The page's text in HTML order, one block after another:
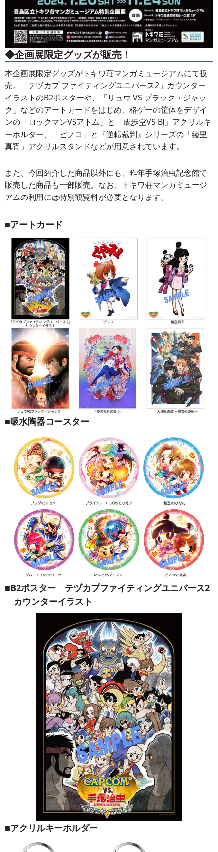
◆企画展限定グッズが販売！
本企画展限定グッズがトキワ荘マンガミュージアムにて販
売。「テヅカプ ファイティングユニバース2」カウンター
イラストのB2ポスターや、「リュウ VS ブラック・ジャッ
ク」などのアートカードをはじめ、格ゲーの筐体をデザイ
ンの「ロックマンVSアトム」と「成歩堂VS BJ」アクリルキ
ーホルダー、「ピノコ」と『逆転裁判』シリーズの「綾里
真宵」アクリルスタンドなどが用意されています。
また、今回紹介した商品以外にも、昨年手塚治虫記念館で
販売した商品も一部販売。なお、トキワ荘マンガミュージ
アムの利用には特別観覧料が必要となります。
■アートカード
■吸水陶器コースター
■B2ポスター テヅカプファイティングユニバース2
カウンターイラスト
■アクリルキーホルダー